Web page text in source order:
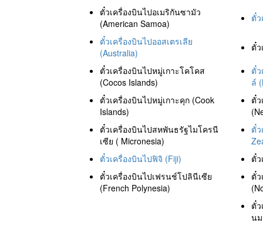
ตั๋วเครื่องบินไปอเมริกันซามัว
(American Samoa)
ตั๋
ตั๋วเครื่องบินไปออสเตรเลีย
(Australia)
ตั๋
ตั๋วเครื่องบินไปหมู่เกาะโคโคส
(Cocos Islands)
ตั๋
ล์
ตั๋วเครื่องบินไปหมู่เกาะคุก (Cook
Islands)
ตั๋
ตั๋วเครื่องบินไปสหพันธรัฐไมโครนี
เซีย ( Micronesia)
ตั๋
ตั๋วเครื่องบินไปฟิจิ (Fiji)
ตั๋
ตั๋วเครื่องบินไปเฟรนช์โปลินีเซีย
(French Polynesia)
ตั๋
ตั๋
นม